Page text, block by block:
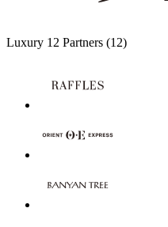
Luxury 12 Partners (12)